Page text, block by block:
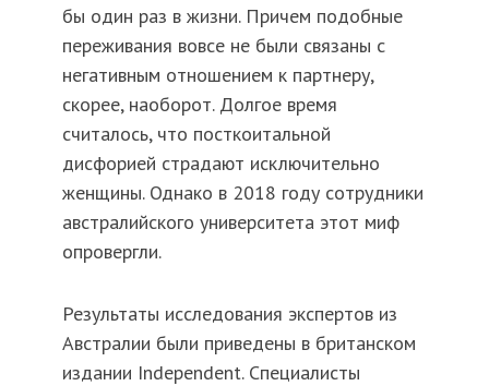
бы один раз в жизни. Причем подобные
переживания вовсе не были связаны с
негативным отношением к партнеру,
скорее, наоборот. Долгое время
считалось, что посткоитальной
дисфорией страдают исключительно
женщины. Однако в 2018 году сотрудники
австралийского университета этот миф
опровергли.
Результаты исследования экспертов из
Австралии были приведены в британском
издании Independent. Специалисты